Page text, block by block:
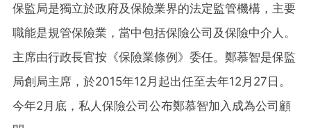
保監局是獨立於政府及保險業界的法定監管機構，主要
職能是規管保險業，當中包括保險公司及保險中介人。
主席由行政長官按《保險業條例》委任。鄭慕智是保監
局創局主席，於2015年12 月起出任至去年12 月 27日。
今年2 月底，私人保險公司公布鄭慕智加入成為公司顧